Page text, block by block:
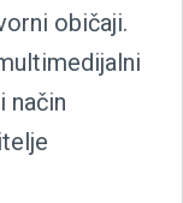
običaji.
način